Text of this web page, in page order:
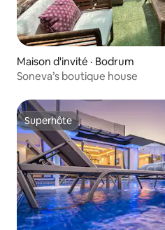
Maison d'invité · Bodrum
Soneva’s boutique house
Superhôte
Superhôte